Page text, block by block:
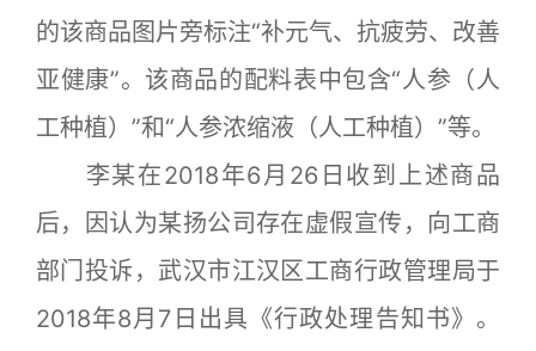
的该商品图片旁标注“补元气、抗疲劳、改善
亚健康”。该商品的配料表中包含“人参（人
工种植）”和“人参浓缩液（人工种植）”等。
李某在2018年6月26日收到上述商品
后，因认为某扬公司存在虚假宣传，向工商
部门投诉，武汉市江汉区工商行政管理局于
2018年8月7日出具《行政处理告知书》。